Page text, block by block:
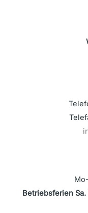
Betriebsferien